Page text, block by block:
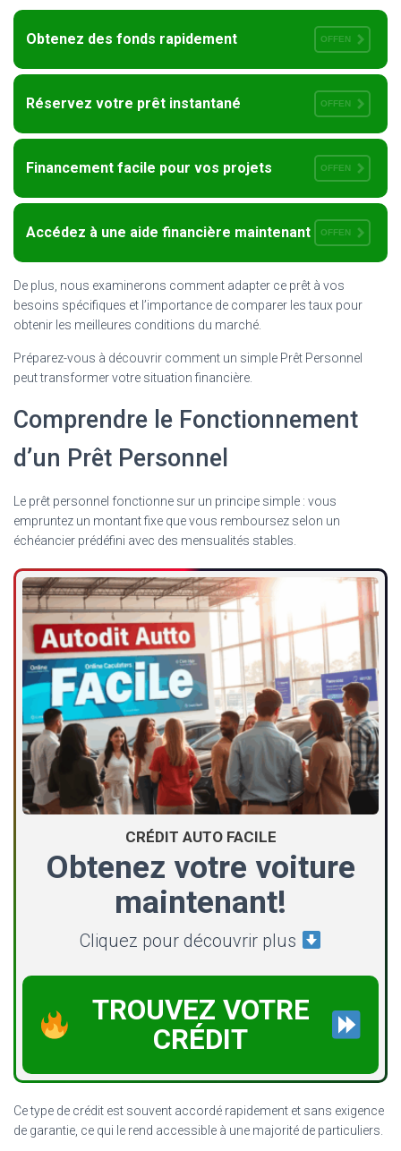
Obtenez des fonds rapidement OFFEN
Réservez votre prêt instantané OFFEN
Financement facile pour vos projets OFFEN
Accédez à une aide financière maintenant OFFEN
De plus, nous examinerons comment adapter ce prêt à vos
besoins spécifiques et l’importance de comparer les taux pour
obtenir les meilleures conditions du marché.
Préparez-vous à découvrir comment un simple Prêt Personnel
peut transformer votre situation financière.
Comprendre le Fonctionnement
d’un Prêt Personnel
Le prêt personnel fonctionne sur un principe simple : vous
empruntez un montant fixe que vous remboursez selon un
échéancier prédéfini avec des mensualités stables.
CRÉDIT AUTO FACILE
Obtenez votre voiture
maintenant!
Cliquez pour découvrir plus
TROUVEZ VOTRE
CRÉDIT
Ce type de crédit est souvent accordé rapidement et sans exigence
de garantie, ce qui le rend accessible à une majorité de particuliers.